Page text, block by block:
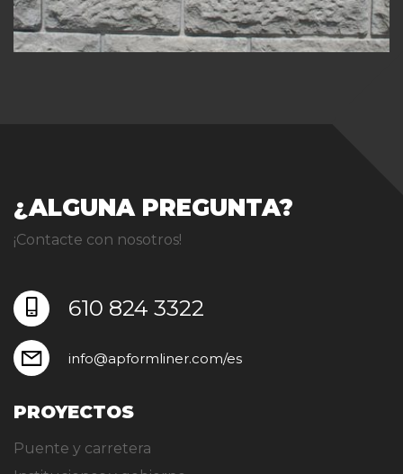
¿ALGUNA PREGUNTA?
¡Contacte con nosotros!
610 824 3322
info@apformliner.com/es
PROYECTOS
Puente y carretera